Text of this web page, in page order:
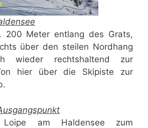
200 Meter entlang des Grats,
über den steilen Nordhang
wieder rechtshaltend zur
hier über die Skipiste zur
am Haldensee zum